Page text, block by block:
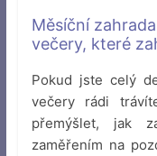
Měsíční
večery, které
Pokud jste celý
večery rádi
přemýšlet, jak
zaměřením na